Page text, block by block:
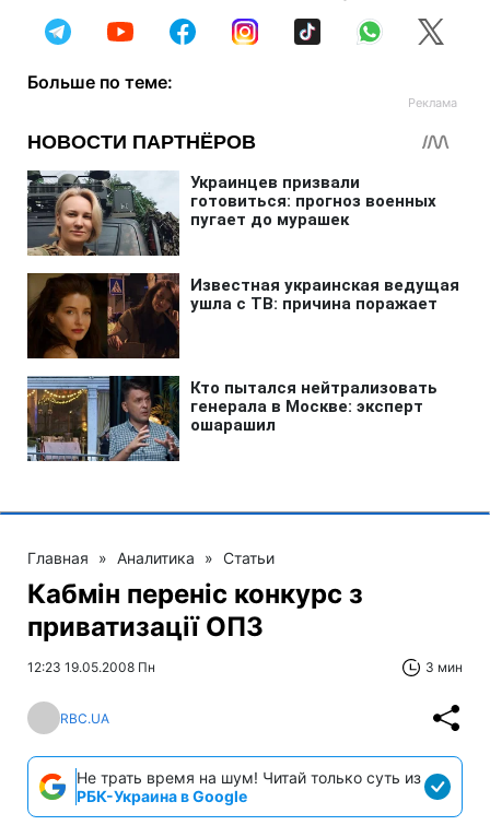
Больше по теме:
Главная » Аналитика » Статьи
Кабмін переніс конкурс з
приватизації ОПЗ
12:23 19.05.2008 Пн 3 мин
RBC.UA
Не трать время на шум! Читай только суть из
РБК-Украина в Google